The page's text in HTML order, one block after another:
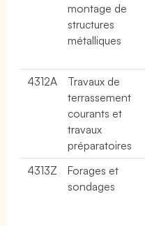
montage de
structures
métalliques
4312A
Travaux de
terrassement
courants et
travaux
préparatoires
4313Z
Forages et
sondages